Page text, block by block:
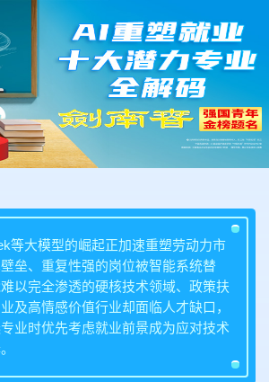
等大模型的崛起正加速重塑劳动力市
垒、重复性强的岗位被智能系统替
以完全渗透的硬核技术领域、政策扶
及高情感价值行业却面临人才缺口，
业时优先考虑就业前景成为应对技术